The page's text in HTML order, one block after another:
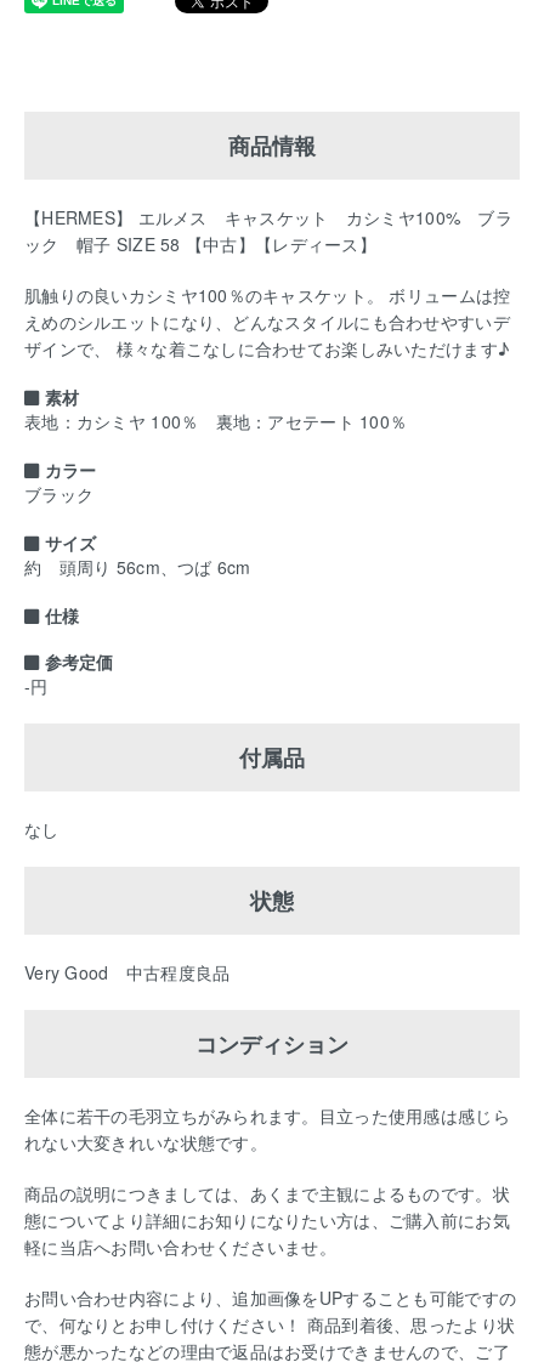
商品情報
【HERMES】 エルメス キャスケット カシミヤ100% ブラ
ック 帽子 SIZE 58 【中古】【レディース】
肌触りの良いカシミヤ100％のキャスケット。 ボリュームは控
えめのシルエットになり、どんなスタイルにも合わせやすいデ
ザインで、 様々な着こなしに合わせてお楽しみいただけます♪
素材
表地：カシミヤ 100％ 裏地：アセテート 100％
カラー
ブラック
サイズ
約 頭周り 56cm、つば 6cm
仕様
参考定価
-円
付属品
なし
状態
Very Good 中古程度良品
コンディション
全体に若干の毛羽立ちがみられます。目立った使用感は感じら
れない大変きれいな状態です。
商品の説明につきましては、あくまで主観によるものです。状
態についてより詳細にお知りになりたい方は、ご購入前にお気
軽に当店へお問い合わせくださいませ。
お問い合わせ内容により、追加画像をUPすることも可能ですの
で、何なりとお申し付けください！ 商品到着後、思ったより状
態が悪かったなどの理由で返品はお受けできませんので、ご了